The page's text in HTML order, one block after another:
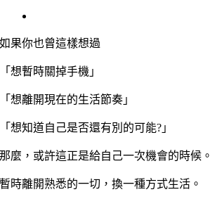
Image
果你也曾這樣想過
想暫時關掉手機」
想離開現在的生活節奏」
想知道自己是否還有別的可能?」
麼，或許這正是給自己一次機會的時候。
時離開熟悉的一切，換一種方式生活。